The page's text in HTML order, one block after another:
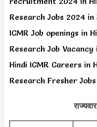
Research Jobs 2024 in
ICMR Job openings in
Research Job Vacancy
Hindi ICMR Careers in
Research Fresher